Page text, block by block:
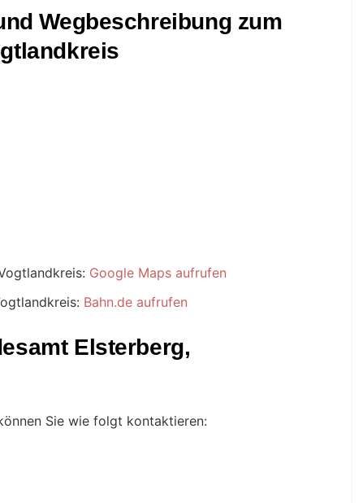
Wegbeschreibung zum
Google Maps aufrufen
Bahn.de aufrufen
Elsterberg,
Sie wie folgt kontaktieren: